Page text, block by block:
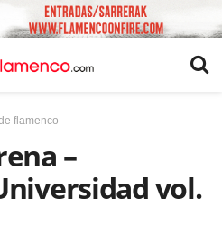
flamenco
–
vol.